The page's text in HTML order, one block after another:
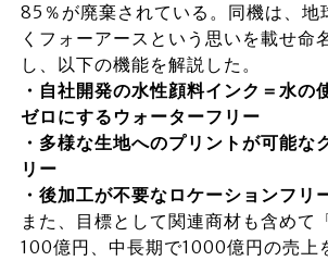
85％が廃棄されている。同機は、地
くフォーアースという思いを載せ命
し、以下の機能を解説した。
・自社開発の水性顔料インク＝水の
ゼロにするウォーターフリー
・多様な生地へのプリントが可能な
リー
・後加工が不要なロケーションフリ
また、目標として関連商材も含めて
100億円、中長期で1000億円の売上